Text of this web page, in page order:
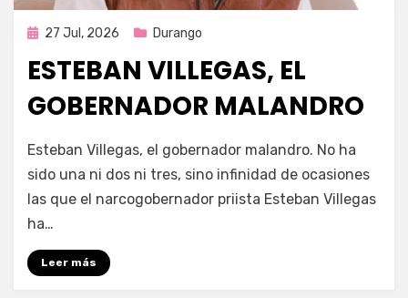
Publicada
27 Jul, 2026 Durango
ESTEBAN VILLEGAS, EL
GOBERNADOR MALANDRO
por Fernando Miranda Servín
Esteban Villegas, el gobernador malandro. No ha
sido una ni dos ni tres, sino infinidad de ocasiones
las que el narcogobernador priista Esteban Villegas
ha…
Leer más